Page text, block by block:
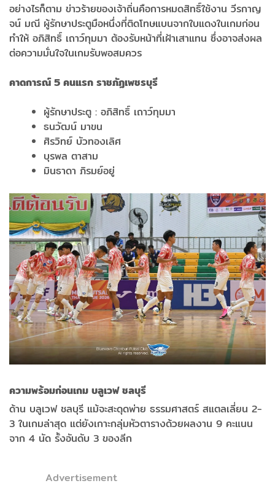
อย่างไรก็ตาม ข่าวร้ายของเจ้าถิ่นคือการหมดสิทธิ์ใช้งาน วีรกาญ
จน์ มณี ผู้รักษาประตูมือหนึ่งที่ติดโทษแบนจากใบแดงในเกมก่อน
ทำให้ อภิสิทธิ์ เถาว์ทุมมา ต้องรับหน้าที่เฝ้าเสาแทน ซึ่งอาจส่งผล
ต่อความมั่นใจในเกมรับพอสมควร
คาดการณ์ 5 คนแรก ราชภัฏเพชรบุรี
ผู้รักษาประตู : อภิสิทธิ์ เถาว์ทุมมา
ธนวัฒน์ มาขน
ศิรวิทย์ บัวทองเลิศ
บุรพล ตาสาม
มินธาดา ภิรมย์อยู่
ความพร้อมก่อนเกม บลูเวฟ ชลบุรี
ด้าน บลูเวฟ ชลบุรี แม้จะสะดุดพ่าย ธรรมศาสตร์ สแตลเลี่ยน 2-
3 ในเกมล่าสุด แต่ยังเกาะกลุ่มหัวตารางด้วยผลงาน 9 คะแนน
จาก 4 นัด รั้งอันดับ 3 ของลีก
Advertisement